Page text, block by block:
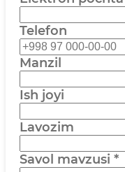
Telefon
Manzil
Ish joyi
Lavozim
Savol mavzusi *